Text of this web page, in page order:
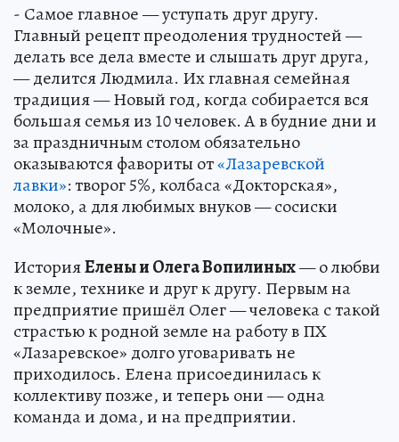
- Самое главное — уступать друг другу.
Главный рецепт преодоления трудностей —
делать все дела вместе и слышать друг друга,
— делится Людмила. Их главная семейная
традиция — Новый год, когда собирается вся
большая семья из 10 человек. А в будние дни и
за праздничным столом обязательно
оказываются фавориты от«Лазаревской
лавки»: творог 5%, колбаса «Докторская»,
молоко, а для любимых внуков — сосиски
«Молочные».
ИсторияЕлены и Олега Вопилиных— о любви
к земле, технике и друг к другу. Первым на
предприятие пришёл Олег — человека с такой
страстью к родной земле на работу в ПХ
«Лазаревское» долго уговаривать не
приходилось. Елена присоединилась к
коллективу позже, и теперь они — одна
команда и дома, и на предприятии.